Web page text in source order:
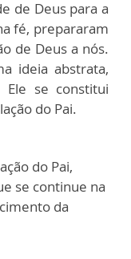
de Deus para a
fé, prepararam
de Deus a nós.
ideia abstrata,
Ele se constitui
do Pai.
do Pai,
se continue na
da